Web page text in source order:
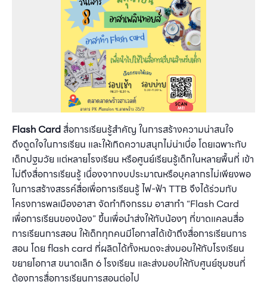
Flash Card สื่อการเรียนรู้สำคัญ ในการสร้างความน่าสนใจ
ดึงดูดใจในการเรียน และให้เกิดความสนุกไม่น่าเบื่อ โดยเฉพาะกับ
เด็กปฐมวัย แต่หลายโรงเรียน หรือศูนย์เรียนรู้เด็กในหลายพื้นที่ เข้า
ไม่ถึงสื่อการเรียนรู้ เนื่องจากงบประมาณหรือบุคลากรไม่เพียงพอ
ในการสร้างสรรค์สื่อเพื่อการเรียนรู้ ไฟ-ฟ้า TTB จึงได้ร่วมกับ
โครงการพลเมืองอาสา จัดทำกิจกรรม อาสาทำ “Flash Card
เพื่อการเรียนของน้อง” ขึ้นเพื่อนำส่งให้กับน้องๆ ที่ขาดแคลนสื่อ
การเรียนการสอน ให้เด็กทุกคนมีโอกาสได้เข้าถึงสื่อการเรียนการ
สอน โดย flash card ที่ผลิตได้ทั้งหมดจะส่งมอบให้กับโรงเรียน
ขยายโอกาส ขนาดเล็ก 6 โรงเรียน และส่งมอบให้กับศูนย์ชุมชนที่
ต้องการสื่อการเรียนการสอนต่อไป